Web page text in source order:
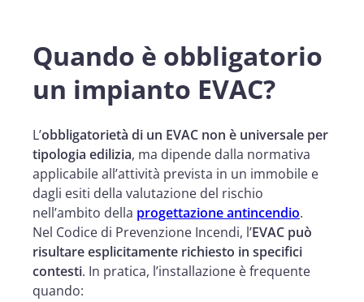
Quando è obbligatorio
un impianto EVAC?
L’obbligatorietà di un EVAC non è universale per
tipologia edilizia, ma dipende dalla normativa
applicabile all’attività prevista in un immobile e
dagli esiti della valutazione del rischio
nell’ambito della progettazione antincendio.
Nel Codice di Prevenzione Incendi, l’EVAC può
risultare esplicitamente richiesto in specifici
contesti. In pratica, l’installazione è frequente
quando: